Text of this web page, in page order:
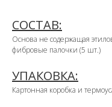
СОСТАВ:
Основа не содержащая
фибровые палочки (5 шт.)
УПАКОВКА:
Картонная коробка и